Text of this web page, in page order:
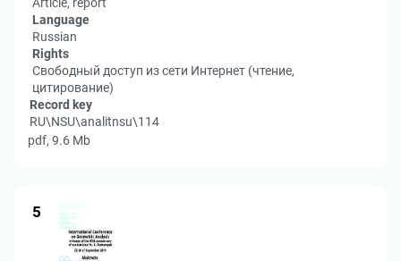
Language
Russian
Rights
Свободный доступ из сети Интернет (чтение,
цитирование)
Record key
RU\NSU\analitnsu\114
pdf, 9.6 Mb
5